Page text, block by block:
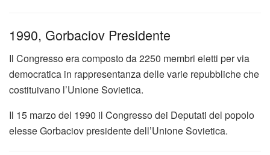
1990, Gorbaciov Presidente
Il Congresso era composto da 2250 membri eletti per via
democratica in rappresentanza delle varie repubbliche che
costituivano l’Unione Sovietica.
Il 15 marzo del 1990 il Congresso dei Deputati del popolo
elesse Gorbaciov presidente dell’Unione Sovietica.